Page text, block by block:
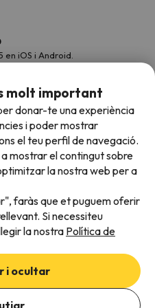
la disponibilitat
en iOS i Android.
molt important
donar-te una experiència
i poder mostrar
el teu perfil de navegació.
mostrar el contingut sobre
la nostra web per a
faràs que et puguem oferir
Si necessiteu
la nostra Política de
i ocultar